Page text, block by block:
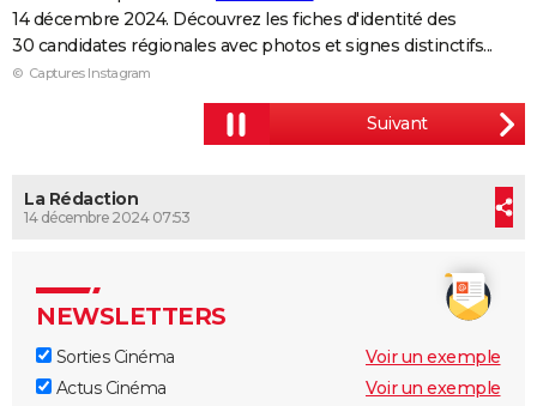
Destinations
City break
Voyage nature
Voyage de noces
Forum
Climat
+PHOTO
GUIDES D'ACHAT
Carte de Noël
Carte Bonne année
Carte Saint-Valentin
Carte Pâques
Carte d'anniversaire
DICTIONNAIRE
COPAINS D'AVANT
S'inscrire
Se connecter
Lycées
Collèges
Primaires
Universités
Entreprises
Service militaire
Avis de recherche
AVIS DE DÉCÈS
14 décembre 2024. Découvrez les fiches d'identité des
30 candidates régionales avec photos et signes distinctifs...
© Captures Instagram
La Rédaction
14 décembre 2024 07:53
NEWSLETTERS
Sorties Cinéma
Voir un exemple
Actus Cinéma
Voir un exemple